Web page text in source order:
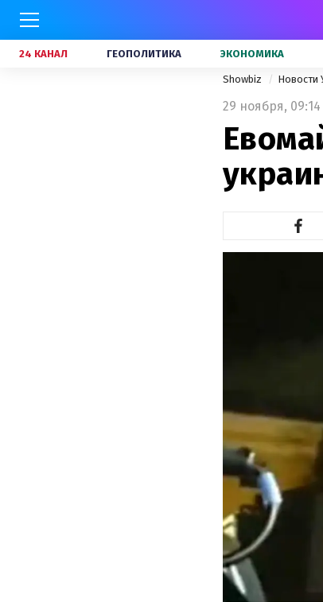
24 КАНАЛ ГЕОПОЛИТИКА ЭКОНОМИКА
Showbiz Новости
29 ноября, 09:14